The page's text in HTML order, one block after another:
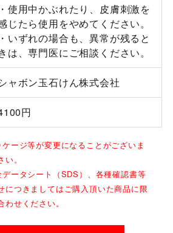
・使用中かぶれたり、皮膚刺激を
じたら使用をやめてください。
・いずれの場合も、異常が残ると
は、専門医にご相談ください。
ャボン玉石けん株式会社
円
ージ等が変更になることがございま
。
ータシート（SDS）、各種確認書等
につきましてはご購入頂いた商品に限
せください。